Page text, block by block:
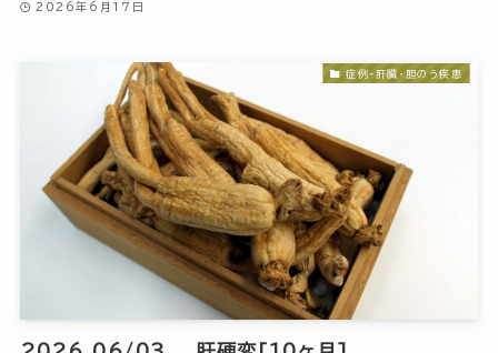
2026年6月17日
症例-肝臓・胆のう疾患